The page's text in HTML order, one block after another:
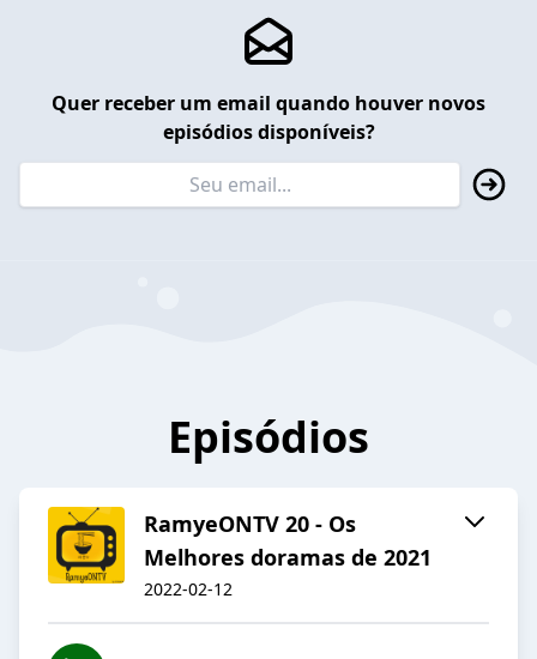
Quer receber um email quando houver novos
episódios disponíveis?
Episódios
RamyeONTV 20 - Os
Melhores doramas de 2021
2022-02-12